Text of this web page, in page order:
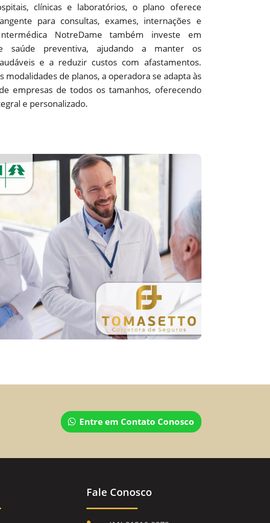
clínicas e laboratórios, o plano oferece
para consultas, exames, internações e
NotreDame também investe em
saúde preventiva, ajudando a manter os
e a reduzir custos com afastamentos.
modalidades de planos, a operadora se adapta às
empresas de todos os tamanhos, oferecendo
e personalizado.
Entre em Contato Conosco
Fale Conosco